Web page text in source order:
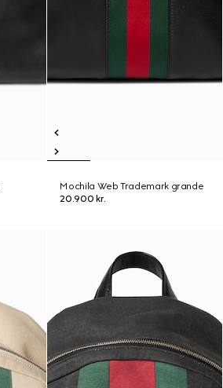
Mochila Web Trademark grande
20.900 kr.